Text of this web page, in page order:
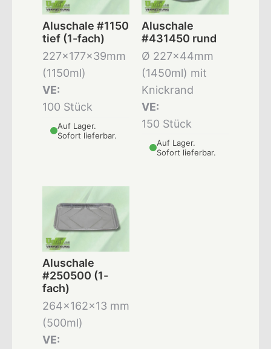
Aluschale #1150
tief (1-fach)
227x177x39mm
(1150ml)
VE:
100 Stück
Auf Lager.
Sofort lieferbar.
Aluschale
#431450 rund
Ø 227x44mm
(1450ml) mit
Knickrand
VE:
150 Stück
Auf Lager.
Sofort lieferbar.
Aluschale
#250500 (1-
fach)
264x162x13 mm
(500ml)
VE: